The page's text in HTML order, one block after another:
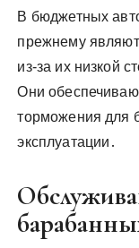
В бюджетных
прежнему
из-за их низкой
Они
торможения для
эксплуатации․